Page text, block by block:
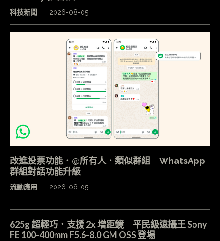
科技新聞 2026-08-05
改進投票功能．@所有人．類似群組 WhatsApp
群組對話功能升級
流動應用 2026-08-05
625g 超輕巧．支援 2x 增距鏡 平民級遠攝王 Sony
FE 100-400mm F5.6-8.0 GM OSS 登場